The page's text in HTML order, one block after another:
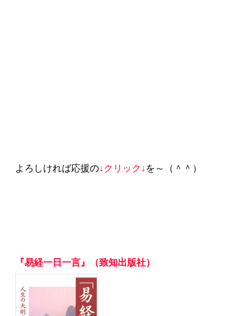
よろしければ応援の↓クリック↓ を～（＾＾）
『易経一日一言』（致知出版社）